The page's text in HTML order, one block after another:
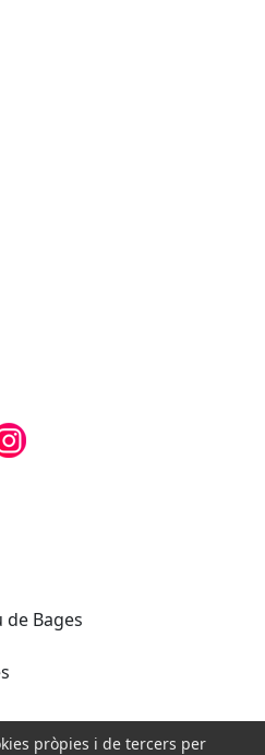
Bages
pròpies i de tercers per